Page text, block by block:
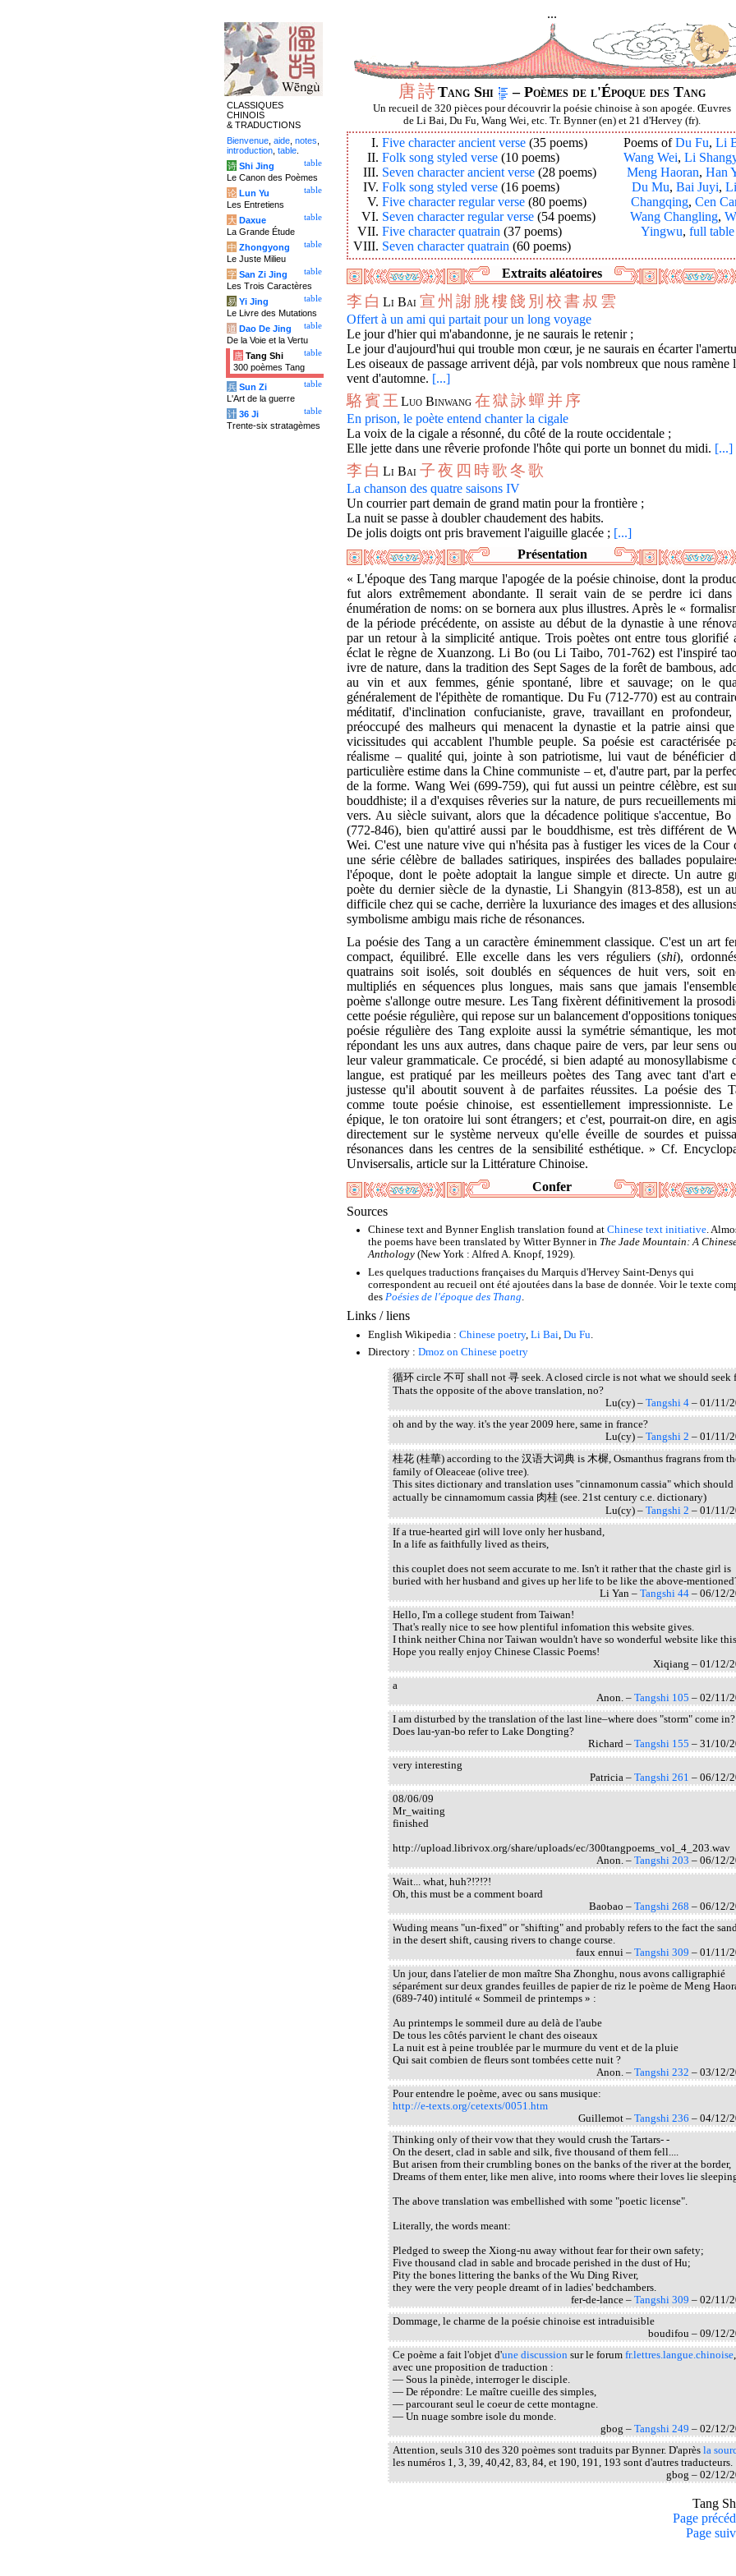
...
唐詩Tang Shi – Poèmes de l'Époque des Tang
Un recueil de 320 pièces pour découvrir la poésie chinoise à son apogée. Œuvres
de Li Bai, Du Fu, Wang Wei, etc. Tr. Bynner (en) et 21 d'Hervey (fr).
I.
II.
III.
IV.
V.
VI.
VII.
VIII.
Five character ancient verse (35 poems)
Folk song styled verse (10 poems)
Seven character ancient verse (28 poems)
Folk song styled verse (16 poems)
Five character regular verse (80 poems)
Seven character regular verse (54 poems)
Five character quatrain (37 poems)
Seven character quatrain (60 poems)
Poems ofDu Fu, Li
Wang Wei, Li
Meng Haoran, Han
Du Mu, Bai Juyi,
Changqing, Cen
Wang Changling,
Yingwu, full table
Extraits aléatoires
李 白 Li Bai 宣州 謝 朓樓餞 別 校書叔 雲
Offert à un ami qui partait pour un long voyage
Le jour d'hier qui m'abandonne, je ne saurais le retenir ;
Le jour d'aujourd'hui qui trouble mon cœur, je ne saurais en écarter
Les oiseaux de passage arrivent déjà, par vols nombreux que nous ramène
vent d'automne. [...]
駱 賓 王 Luo Binwang 在獄詠蟬 并 序
En prison, le poète entend chanter la cigale
La voix de la cigale a résonné, du côté de la route occidentale ;
Elle jette dans une rêverie profonde l'hôte qui porte un bonnet du midi. [...]
李 白 Li Bai 子夜 四 時歌冬歌
La chanson des quatre saisons IV
Un courrier part demain de grand matin pour la frontière ;
La nuit se passe à doubler chaudement des habits.
De jolis doigts ont pris bravement l'aiguille glacée ; [...]
Présentation
« L'époque des Tang marque l'apogée de la poésie chinoise, dont la
fut alors extrêmement abondante. Il serait vain de se perdre ici dans
énumération de noms: on se bornera aux plus illustres. Après le «
de la période précédente, on assiste au début de la dynastie à une
par un retour à la simplicité antique. Trois poètes ont entre tous glorifié
éclat le règne de Xuanzong. Li Bo (ou Li Taibo, 701-762) est l'inspiré
ivre de nature, dans la tradition des Sept Sages de la forêt de bambous,
au vin et aux femmes, génie spontané, libre et sauvage; on le
généralement de l'épithète de romantique. Du Fu (712-770) est au
méditatif, d'inclination confucianiste, grave, travaillant en profondeur,
préoccupé des malheurs qui menacent la dynastie et la patrie ainsi
vicissitudes qui accablent l'humble peuple. Sa poésie est caractérisée
réalisme – qualité qui, jointe à son patriotisme, lui vaut de bénéficier
particulière estime dans la Chine communiste – et, d'autre part, par la
de la forme. Wang Wei (699-759), qui fut aussi un peintre célèbre, est
bouddhiste; il a d'exquises rêveries sur la nature, de purs recueillements
vers. Au siècle suivant, alors que la décadence politique s'accentue, Bo
(772-846), bien qu'attiré aussi par le bouddhisme, est très différent de
Wei. C'est une nature vive qui n'hésita pas à fustiger les vices de la Cour
une série célèbre de ballades satiriques, inspirées des ballades
l'époque, dont le poète adoptait la langue simple et directe. Un autre
poète du dernier siècle de la dynastie, Li Shangyin (813-858), est un
difficile chez qui se cache, derrière la luxuriance des images et des
symbolisme ambigu mais riche de résonances.
La poésie des Tang a un caractère éminemment classique. C'est un art
compact, équilibré. Elle excelle dans les vers réguliers (shi),
quatrains soit isolés, soit doublés en séquences de huit vers, soit
multipliés en séquences plus longues, mais sans que jamais
poème s'allonge outre mesure. Les Tang fixèrent définitivement la
cette poésie régulière, qui repose sur un balancement d'oppositions
poésie régulière des Tang exploite aussi la symétrie sémantique, les
répondant les uns aux autres, dans chaque paire de vers, par leur sens
leur valeur grammaticale. Ce procédé, si bien adapté au monosyllabisme
langue, est pratiqué par les meilleurs poètes des Tang avec tant d'art
justesse qu'il aboutit souvent à de parfaites réussites. La poésie des
comme toute poésie chinoise, est essentiellement impressionniste.
épique, le ton oratoire lui sont étrangers; et c'est, pourrait-on dire, en
directement sur le système nerveux qu'elle éveille de sourdes et
résonances dans les centres de la sensibilité esthétique. » Cf.
Unvisersalis, article sur la Littérature Chinoise.
Confer
Sources
Chinese text and Bynner English translation found at Chinese text initiative.
the poems have been translated by Witter Bynner in The Jade Mountain: A
Anthology(New York : Alfred A. Knopf, 1929).
Les quelques traductions françaises du Marquis d'Hervey Saint-Denys qui
correspondent au recueil ont été ajoutées dans la base de donnée. Voir le texte
des Poésies de l'époque des Thang
Links / liens
English Wikipedia : Chinese poetry, Li Bai Du Fu
Directory : Dmoz on Chinese poetry
循环 circle 不可 shall not 寻 seek. A closed circle is not what we should seek
Thats the opposite of the above translation, no?
Lu(cy) – Tangshi 4 – 01/11/
oh and by the way. it's the year 2009 here, same in france?
Lu(cy) – Tangshi 2 – 01/11/
桂花 (桂華) according to the 汉语大词典 is 木樨, Osmanthus fragrans from
family of Oleaceae (olive tree).
This sites dictionary and translation uses "cinnamonum cassia" which should
actually be cinnamomum cassia 肉桂 (see. 21st century c.e. dictionary)
Lu(cy) – Tangshi 2 – 01/11/
If a true-hearted girl will love only her husband,
In a life as faithfully lived as theirs,
this couplet does not seem accurate to me. Isn't it rather that the chaste girl is
buried with her husband and gives up her life to be like the above-
Li Yan – Tangshi 44 – 06/12/
Hello, I'm a college student from Taiwan!
That's really nice to see how plentiful infomation this website gives.
I think neither China nor Taiwan wouldn't have so wonderful website like
Hope you really enjoy Chinese Classic Poems!
Xiqiang – 01/12/
a
Anon. – Tangshi 105 – 02/11/
I am disturbed by the translation of the last line–where does "storm" come in?
Does lau-yan-bo refer to Lake Dongting?
Richard – Tangshi 155 – 31/10/
very interesting
Patricia – Tangshi 261 – 06/12/
08/06/09
Mr_waiting
finished
http://upload.librivox.org/share/uploads/ec/300tangpoems_vol_4_203.wav
Anon. – Tangshi 203 – 06/12/
Wait... what, huh?!?!?!
Oh, this must be a comment board
Baobao – Tangshi 268 – 06/12/
Wuding means "un-fixed" or "shifting" and probably refers to the fact the
in the desert shift, causing rivers to change course.
faux ennui – Tangshi 309 – 01/11/
Un jour, dans l'atelier de mon maître Sha Zhonghu, nous avons calligraphié
séparément sur deux grandes feuilles de papier de riz le poème de Meng
(689-740) intitulé « Sommeil de printemps » :
Au printemps le sommeil dure au delà de l'aube
De tous les côtés parvient le chant des oiseaux
La nuit est à peine troublée par le murmure du vent et de la pluie
Qui sait combien de fleurs sont tombées cette nuit ?
Anon. – Tangshi 232 – 03/12/
Pour entendre le poème, avec ou sans musique:
http://e-texts.org/cetexts/0051.htm
Guillemot – Tangshi 236 – 04/12/
Thinking only of their vow that they would crush the Tartars- -
On the desert, clad in sable and silk, five thousand of them fell....
But arisen from their crumbling bones on the banks of the river at the border,
Dreams of them enter, like men alive, into rooms where their loves lie
The above translation was embellished with some "poetic license".
Literally, the words meant:
Pledged to sweep the Xiong-nu away without fear for their own safety;
Five thousand clad in sable and brocade perished in the dust of Hu;
Pity the bones littering the banks of the Wu Ding River,
they were the very people dreamt of in ladies' bedchambers.
fer-de-lance – Tangshi 309 – 02/11/
Dommage, le charme de la poésie chinoise est intraduisible
boudifou – 09/12/
Ce poème a fait l'objet d'une discussion sur le forum fr.lettres.langue.chinoise,
avec une proposition de traduction :
— Sous la pinède, interroger le disciple.
— De répondre: Le maître cueille des simples,
— parcourant seul le coeur de cette montagne.
— Un nuage sombre isole du monde.
gbog – Tangshi 249 – 02/12/
Attention, seuls 310 des 320 poèmes sont traduits par Bynner. D'après la
les numéros 1, 3, 39, 40,42, 83, 84, et 190, 191, 193 sont d'autres traducteurs.
gbog – 02/12/
Tang
Page
Page
CLASSIQUES
CHINOIS
& TRADUCTIONS
Bienvenue aide notes
introduction table
table
诗 Shi Jing
Le Canon des Poèmes
table
论 Lun Yu
Les Entretiens
table
大 Daxue
La Grande Étude
table
中 Zhongyong
Le Juste Milieu
table
字 San Zi Jing
Les Trois Caractères
table
易 Yi Jing
Le Livre des Mutations
table
道 Dao De Jing
De la Voie et la Vertu
table
唐 Tang Shi
300 poèmes Tang
table
兵 Sun Zi
L'Art de la guerre
table
计 36 Ji
Trente-six stratagèmes